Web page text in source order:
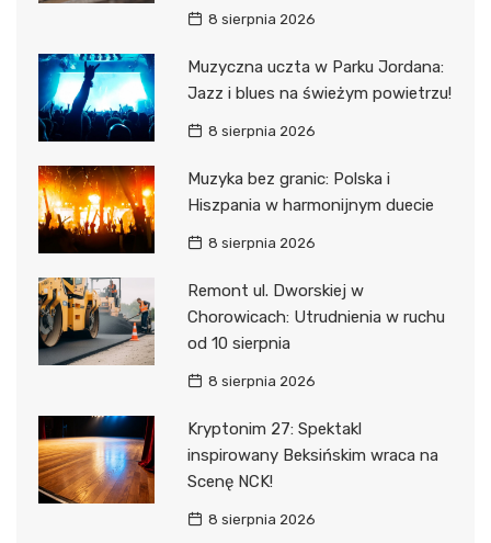
8 sierpnia 2026
Muzyczna uczta w Parku Jordana:
Jazz i blues na świeżym powietrzu!
8 sierpnia 2026
Muzyka bez granic: Polska i
Hiszpania w harmonijnym duecie
8 sierpnia 2026
Remont ul. Dworskiej w
Chorowicach: Utrudnienia w ruchu
od 10 sierpnia
8 sierpnia 2026
Kryptonim 27: Spektakl
inspirowany Beksińskim wraca na
Scenę NCK!
8 sierpnia 2026